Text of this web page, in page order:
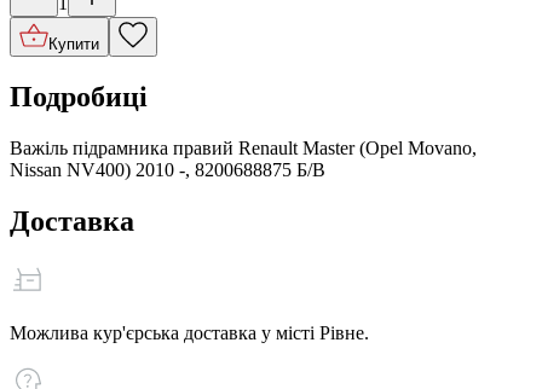
Купити
Подробиці
Важіль підрамника правий Renault Master (Opel Movano,
Nissan NV400) 2010 -, 8200688875 Б/В
Доставка
Можлива кур'єрська доставка у місті Рівне.